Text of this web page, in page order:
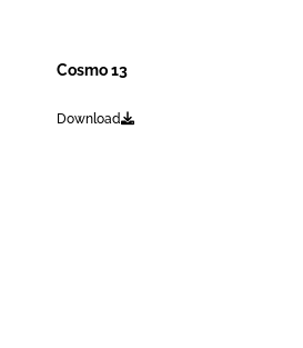
Cosmo 13
Download